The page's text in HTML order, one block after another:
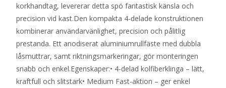
korkhandtag, levererar detta spö fantastisk känsla och
precision vid kast.Den kompakta 4-delade konstruktionen
kombinerar användarvänlighet, precision och pålitlig
prestanda. Ett anodiserat aluminiumrullfäste med dubbla
låsmuttrar, samt riktningsmarkeringar, gör monteringen
snabb och enkel.Egenskaper:• 4-delad kolfiberklinga – lätt,
kraftfull och slitstark• Medium Fast-aktion – ger enkel